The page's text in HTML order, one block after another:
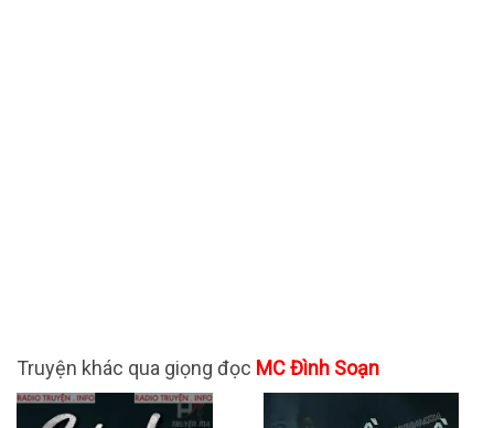
Truyện khác qua giọng đọc MC Đình Soạn